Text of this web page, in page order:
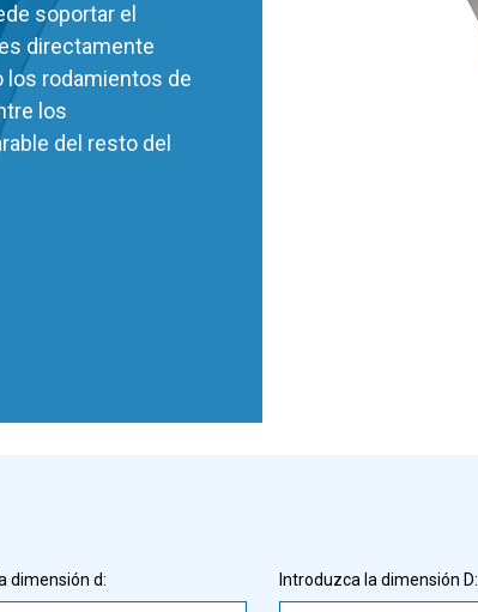
soportar el
directamente
los rodamientos de
los
del resto del
dimensión d: Introduzca la dimensión D: